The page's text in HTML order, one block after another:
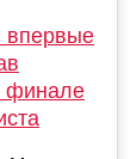
впервые
финале